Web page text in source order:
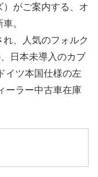
）がご案内する、オ
。
、人気のフォルク
日本未導入のカブ
イツ本国仕様の左
ーラー中古車在庫